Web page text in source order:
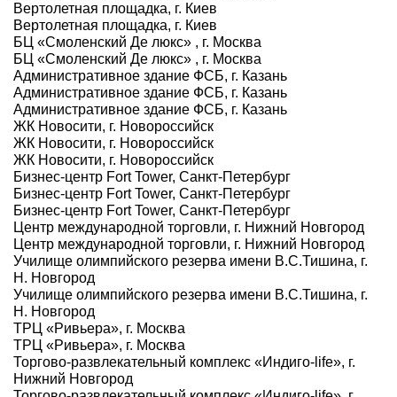
Вертолетная площадка, г. Киев
Вертолетная площадка, г. Киев
БЦ «Смоленский Де люкс» , г. Москва
БЦ «Смоленский Де люкс» , г. Москва
Административное здание ФСБ, г. Казань
Административное здание ФСБ, г. Казань
Административное здание ФСБ, г. Казань
ЖК Новосити, г. Новороссийск
ЖК Новосити, г. Новороссийск
ЖК Новосити, г. Новороссийск
Бизнес-центр Fort Tower, Санкт-Петербург
Бизнес-центр Fort Tower, Санкт-Петербург
Бизнес-центр Fort Tower, Санкт-Петербург
Центр международной торговли, г. Нижний Новгород
Центр международной торговли, г. Нижний Новгород
Училище олимпийского резерва имени В.С.Тишина, г.
Н. Новгород
Училище олимпийского резерва имени В.С.Тишина, г.
Н. Новгород
ТРЦ «Ривьера», г. Москва
ТРЦ «Ривьера», г. Москва
Торгово-развлекательный комплекс «Индиго-life», г.
Нижний Новгород